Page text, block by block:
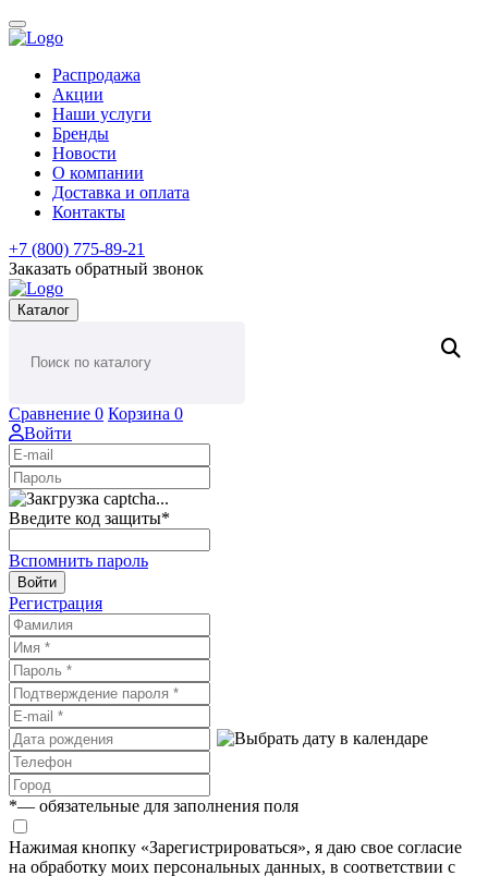
Распродажа
Акции
Наши услуги
Бренды
Новости
О компании
Доставка и оплата
Контакты
+7 (800) 775-89-21
Заказать обратный звонок
Каталог
Сравнение 0 Корзина 0
Войти
Введите код защиты*
Вспомнить пароль
Войти
Регистрация
*— обязательные для заполнения поля
Нажимая кнопку «Зарегистрироваться», я даю свое согласие
на обработку моих персональных данных, в соответствии с